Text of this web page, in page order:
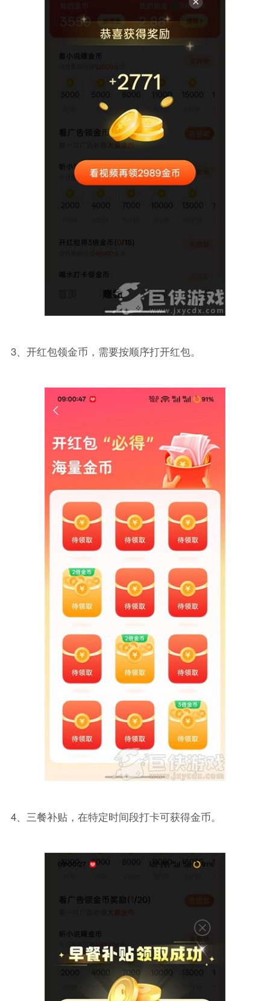
3、开红包领金币，需要按顺序打开红包。
4、三餐补贴，在特定时间段打卡可获得金币。